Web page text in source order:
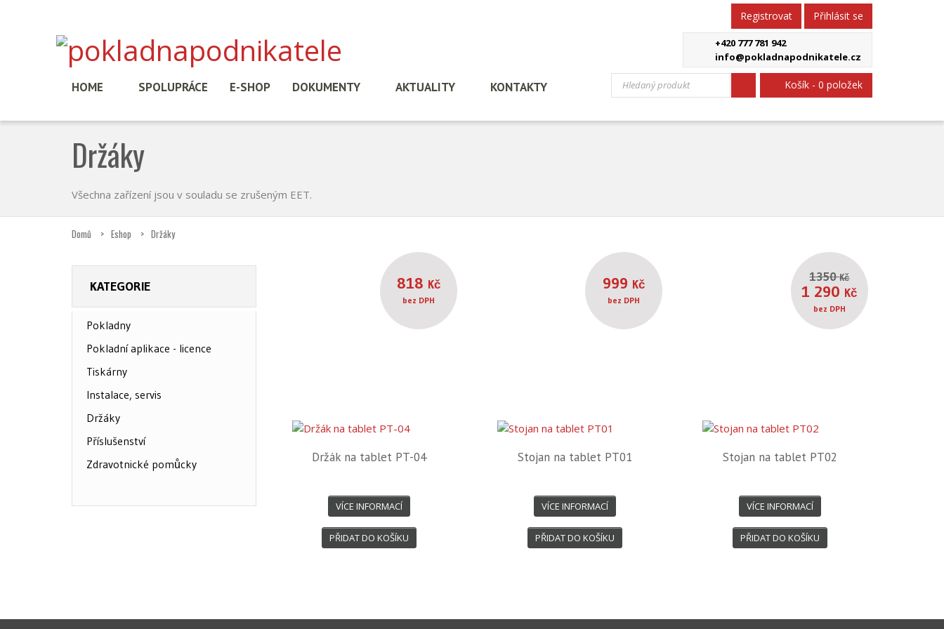
Registrovat Přihlásit se
+420 777 781 942
info@pokladnapodnikatele.cz
HOME SPOLUPRÁCE E-SHOP DOKUMENTY AKTUALITY KONTAKTY Košík - 0 položek
Držáky
Všechna zařízení jsou v souladu se zrušeným EET.
Domů Eshop Držáky
KATEGORIE
Pokladny
Pokladní aplikace - licence
Tiskárny
Instalace, servis
Držáky
Příslušenství
Zdravotnické pomůcky
818 Kč
bez DPH
Držák na tablet PT-04
VÍCE INFORMACÍ
999 Kč
bez DPH
Stojan na tablet PT01
VÍCE INFORMACÍ
1350Kč
1 290 Kč
bez DPH
Stojan na tablet PT02
VÍCE INFORMACÍ